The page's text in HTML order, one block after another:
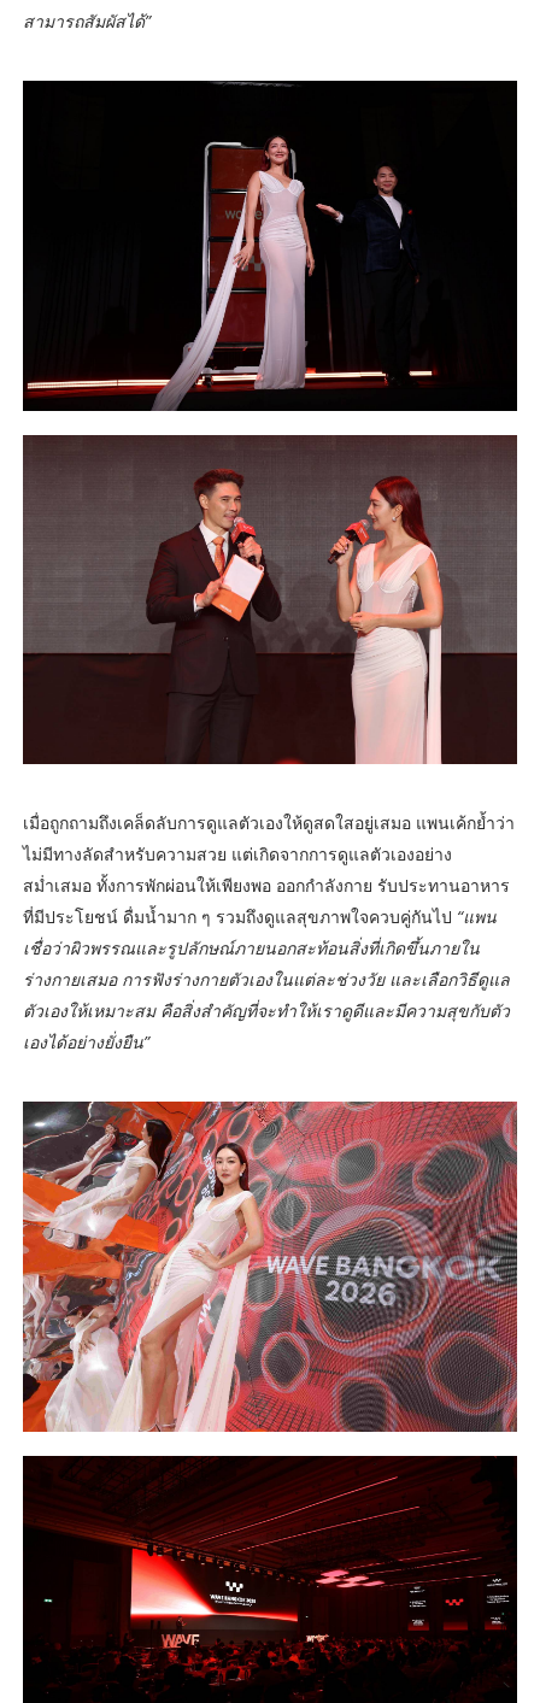
สามารถสัมผัสได้”
เมื่อถูกถามถึงเคล็ดลับการดูแลตัวเองให้ดูสดใสอยู่เสมอ แพนเค้กย้ำว่า
ไม่มีทางลัดสำหรับความสวย แต่เกิดจากการดูแลตัวเองอย่าง
สม่ำเสมอ ทั้งการพักผ่อนให้เพียงพอ ออกกำลังกาย รับประทานอาหาร
ที่มีประโยชน์ ดื่มน้ำมาก ๆ รวมถึงดูแลสุขภาพใจควบคู่กันไป “แพน
เชื่อว่าผิวพรรณและรูปลักษณ์ภายนอกสะท้อนสิ่งที่เกิดขึ้นภายใน
ร่างกายเสมอ การฟังร่างกายตัวเองในแต่ละช่วงวัย และเลือกวิธีดูแล
ตัวเองให้เหมาะสม คือสิ่งสำคัญที่จะทำให้เราดูดีและมีความสุขกับตัว
เองได้อย่างยั่งยืน”